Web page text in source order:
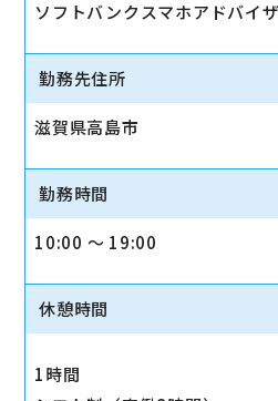
ソフトバンクスマホアドバイ
勤務先住所
滋賀県高島市
勤務時間
10:00 〜 19:00
休憩時間
1時間